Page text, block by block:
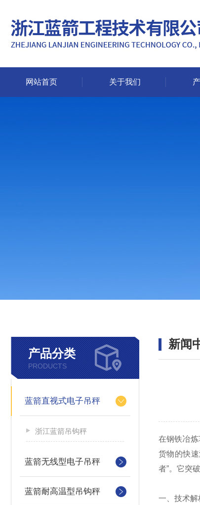
网站首页 关于我们
产品分类
PRODUCTS
蓝箭直视式电子吊秤
浙江蓝箭吊钩秤
蓝箭无线型电子吊秤
蓝箭耐高温型吊钩秤
新闻
在钢铁冶
货物的快
者”。它突
一、技术解